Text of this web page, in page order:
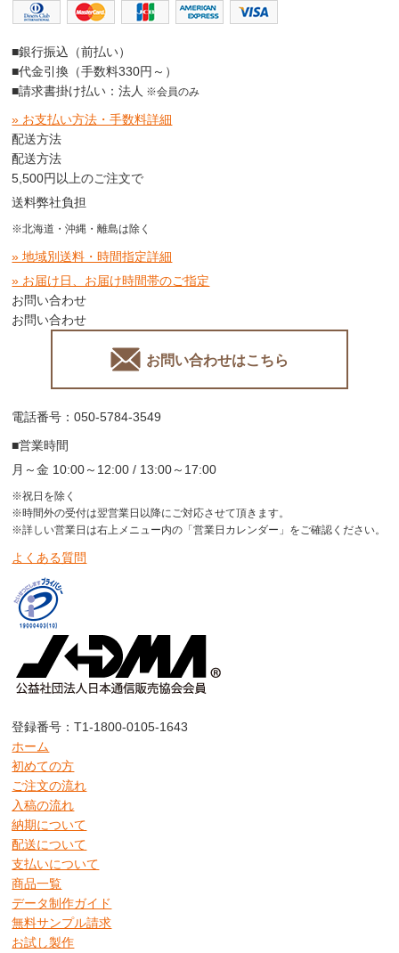
■銀行振込（前払い）
■代金引換（手数料330円～）
■請求書掛け払い：法人 ※会員のみ
» お支払い方法・手数料詳細
配送方法
配送方法
5,500円以上のご注文で
送料弊社負担
※北海道・沖縄・離島は除く
» 地域別送料・時間指定詳細
» お届け日、お届け時間帯のご指定
お問い合わせ
お問い合わせ
お問い合わせはこちら
電話番号：050-5784-3549
■営業時間
月～金 10:00～12:00 / 13:00～17:00
※祝日を除く
※時間外の受付は翌営業日以降にご対応させて頂きます。
※詳しい営業日は右上メニュー内の「営業日カレンダー」をご確認ください。
よくある質問
登録番号：T1-1800-0105-1643
ホーム
初めての方
ご注文の流れ
入稿の流れ
納期について
配送について
支払いについて
商品一覧
データ制作ガイド
無料サンプル請求
お試し製作